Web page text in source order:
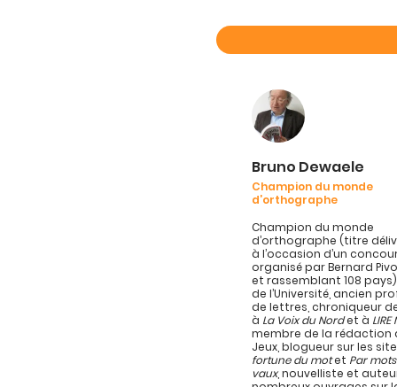
Bruno Dewaele
Champion du monde
d’orthographe
Champion du monde
d’orthographe (titre
à l’occasion d’un
organisé par Bernard
et rassemblant 108
de l’Université, ancien
de lettres, chroniqueur
à La Voix du Nordet à
membre de la rédaction
Jeux, blogueur sur les
fortune du motet Par
vaux, nouvelliste et